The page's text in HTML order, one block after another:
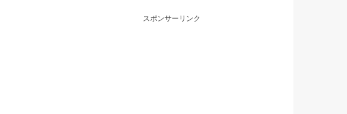
スポンサーリンク